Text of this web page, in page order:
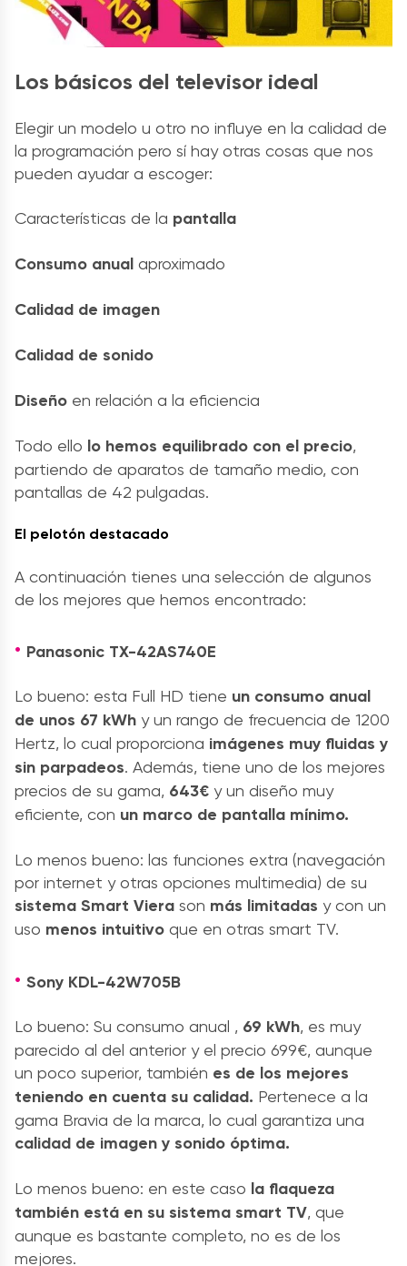
Los básicos del televisor ideal
Elegir un modelo u otro no influye en la calidad de
la programación pero sí hay otras cosas que nos
pueden ayudar a escoger:
Características de la pantalla
Consumo anual aproximado
Calidad de imagen
Calidad de sonido
Diseño en relación a la eficiencia
Todo ello lo hemos equilibrado con el precio,
partiendo de aparatos de tamaño medio, con
pantallas de 42 pulgadas.
El pelotón destacado
A continuación tienes una selección de algunos
de los mejores que hemos encontrado:
Panasonic TX-42AS740E
Lo bueno: esta Full HD tiene un consumo anual
de unos 67 kWh y un rango de frecuencia de 1200
Hertz, lo cual proporciona imágenes muy fluidas y
sin parpadeos. Además, tiene uno de los mejores
precios de su gama, 643€ y un diseño muy
eficiente, con un marco de pantalla mínimo.
Lo menos bueno: las funciones extra (navegación
por internet y otras opciones multimedia) de su
sistema Smart Viera son más limitadas y con un
uso menos intuitivo que en otras smart TV.
Sony KDL-42W705B
Lo bueno: Su consumo anual , 69 kWh, es muy
parecido al del anterior y el precio 699€, aunque
un poco superior, también es de los mejores
teniendo en cuenta su calidad. Pertenece a la
gama Bravia de la marca, lo cual garantiza una
calidad de imagen y sonido óptima.
Lo menos bueno: en este caso la flaqueza
también está en su sistema smart TV, que
aunque es bastante completo, no es de los
mejores.